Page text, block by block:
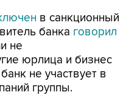
в санкционный
банка говорил
не
юрлица и бизнес
не участвует в
группы.